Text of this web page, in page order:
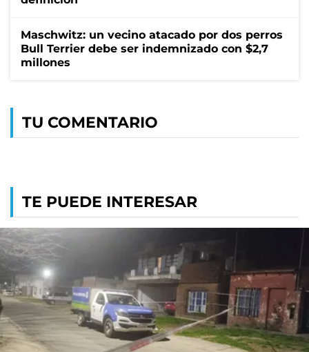
Maschwitz: un vecino atacado por dos perros
Bull Terrier debe ser indemnizado con $2,7
millones
TU COMENTARIO
TE PUEDE INTERESAR